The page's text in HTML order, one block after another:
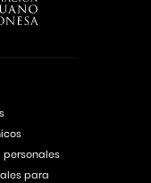
para